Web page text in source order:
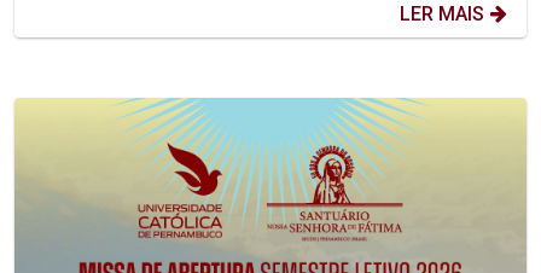
LER MAIS